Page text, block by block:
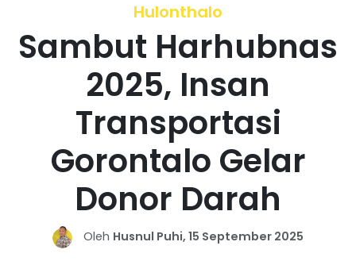
Hulonthalo
Sambut Harhubnas
2025, Insan
Transportasi
Gorontalo Gelar
Donor Darah
Oleh Husnul Puhi, 15 September 2025